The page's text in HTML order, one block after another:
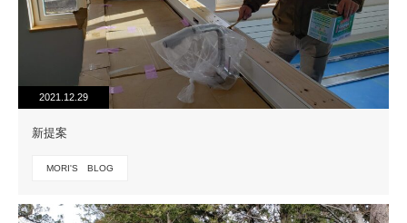
2021.12.29
新提案
MORI'S BLOG